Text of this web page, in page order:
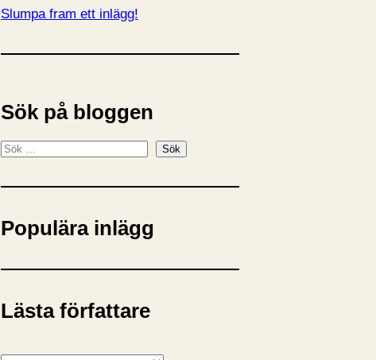
Slumpa fram ett inlägg!
Sök på bloggen
S
k
Sök
Populära inlägg
Lästa författare